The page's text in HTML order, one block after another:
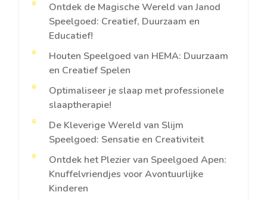
Ontdek de Magische Wereld van Janod
Speelgoed: Creatief, Duurzaam en
Educatief!
Houten Speelgoed van HEMA: Duurzaam
en Creatief Spelen
Optimaliseer je slaap met professionele
slaaptherapie!
De Kleverige Wereld van Slijm
Speelgoed: Sensatie en Creativiteit
Ontdek het Plezier van Speelgoed Apen:
Knuffelvriendjes voor Avontuurlijke
Kinderen